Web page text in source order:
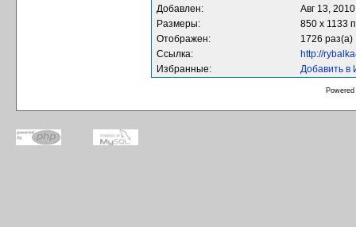
Добавлен:
Авг 13, 2010
Размеры:
850 x 1133
Отображен:
1726 раз(а)
Ссылка:
http://
Избранные:
Добавить в